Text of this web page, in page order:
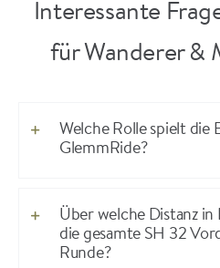
Interessante
für Wanderer &
Welche Rolle spielt die
GlemmRide?
Über welche Distanz
die gesamte SH 32
Runde?